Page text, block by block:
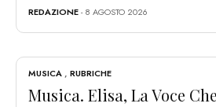
REDAZIONE- 8 AGOSTO 2026
MUSICA , RUBRICHE
Musica. Elisa, La Voce